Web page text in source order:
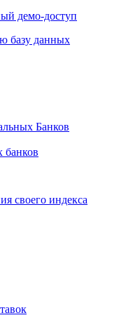
демо-доступ
базу данных
Банков
банков
своего индекса